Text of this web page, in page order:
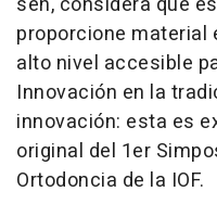
proporcione material
alto nivel accesible
Innovación en la
innovación: esta es
original del 1er
Ortodoncia de la IOF.